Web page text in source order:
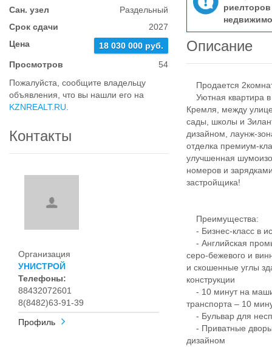
Сан. узел
Раздельный
Срок сдачи
2027
Цена
18 030 000 руб.
Просмотров
54
Пожалуйста, сообщите владельцу
объявления, что вы нашли его на
KZNREALT.RU
Контакты
Организация
УНИСТРОЙ
Телефоны:
88432072601
8(8482)63-91-39
Профиль
Описание
Продается
Уютная квартира в
Кремля, между
сады, школы и
дизайном, лаунж-
отделка премиум-
улучшенная
номеров и
застройщика!
Преимущества:
- Бизнес-класс в
- Английская
серо-бежевого и
и скошенные углы
конструкции
- 10 минут на
транспорта – 10
- Бульвар для
- Приватные
дизайном